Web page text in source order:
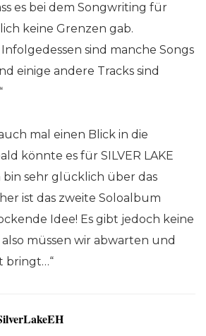
es bei dem Songwriting für
keine Grenzen gab.
sind manche Songs
einige andere Tracks sind
mal einen Blick in die
könnte es für SILVER LAKE
bin sehr glücklich über das
ist das zweite Soloalbum
Idee! Es gibt jedoch keine
müssen wir abwarten und
bringt…“